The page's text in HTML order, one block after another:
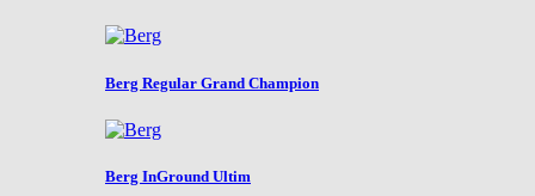
Berg Regular Grand Champion
Berg InGround Ultim